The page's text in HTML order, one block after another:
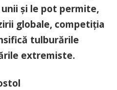
și le pot permite,
globale, competiția
tulburările
extremiste.